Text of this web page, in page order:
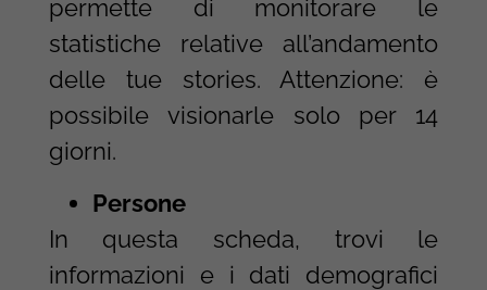
permette di monitorare le
statistiche relative all’andamento
delle tue stories. Attenzione: è
possibile visionarle solo per 14
giorni.
Persone
In questa scheda, trovi le
informazioni e i dati demografici